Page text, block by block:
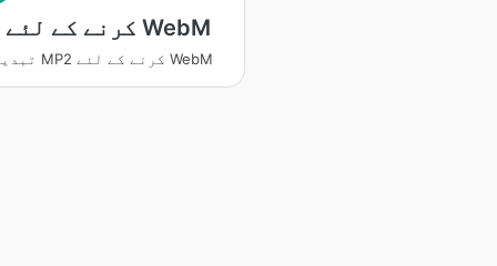
MP2 کرنے کے لئے WebM
تبدیل کریں MP2 کرنے کے لئے WebM